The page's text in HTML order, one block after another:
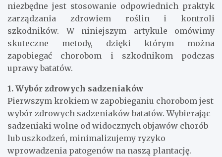
niezbędne jest stosowanie odpowiednich praktyk
zarządzania zdrowiem roślin i kontroli
szkodników. W niniejszym artykule omówimy
skuteczne metody, dzięki którym można
zapobiegać chorobom i szkodnikom podczas
uprawy batatów.
1. Wybór zdrowych sadzeniaków
Pierwszym krokiem w zapobieganiu chorobom jest
wybór zdrowych sadzeniaków batatów. Wybierając
sadzeniaki wolne od widocznych objawów chorób
lub uszkodzeń, minimalizujemy ryzyko
wprowadzenia patogenów na naszą plantację.